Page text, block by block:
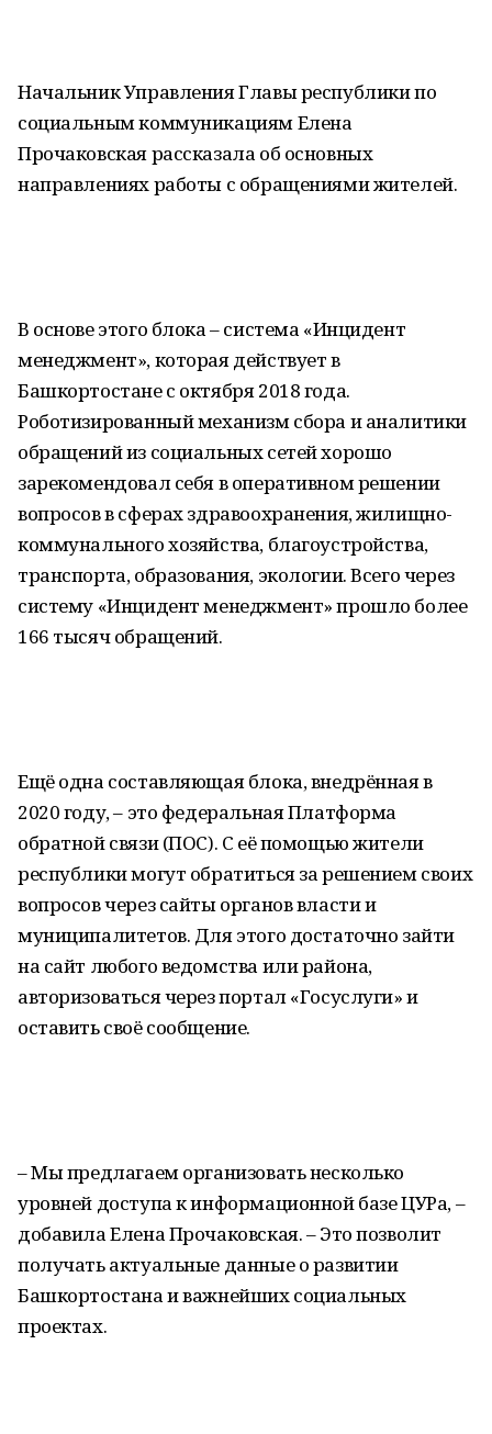
Начальник Управления Главы республики по
социальным коммуникациям Елена
Прочаковская рассказала об основных
направлениях работы с обращениями жителей.
В основе этого блока – система «Инцидент
менеджмент», которая действует в
Башкортостане с октября 2018 года.
Роботизированный механизм сбора и аналитики
обращений из социальных сетей хорошо
зарекомендовал себя в оперативном решении
вопросов в сферах здравоохранения, жилищно-
коммунального хозяйства, благоустройства,
транспорта, образования, экологии. Всего через
систему «Инцидент менеджмент» прошло более
166 тысяч обращений.
Ещё одна составляющая блока, внедрённая в
2020 году, – это федеральная Платформа
обратной связи (ПОС). С её помощью жители
республики могут обратиться за решением своих
вопросов через сайты органов власти и
муниципалитетов. Для этого достаточно зайти
на сайт любого ведомства или района,
авторизоваться через портал «Госуслуги» и
оставить своё сообщение.
– Мы предлагаем организовать несколько
уровней доступа к информационной базе ЦУРа, –
добавила Елена Прочаковская. – Это позволит
получать актуальные данные о развитии
Башкортостана и важнейших социальных
проектах.